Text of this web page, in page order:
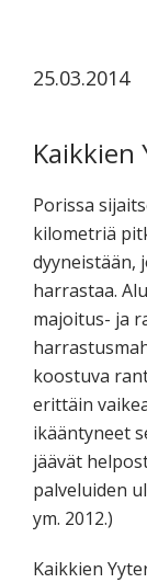
25.03.2014
Kaikkien
Porissa
kilometriä
dyyneistään,
harrastaa.
majoitus- ja
koostuva
erittäin
ikääntyneet
jäävät
palveluiden
ym. 2012.)
Kaikkien